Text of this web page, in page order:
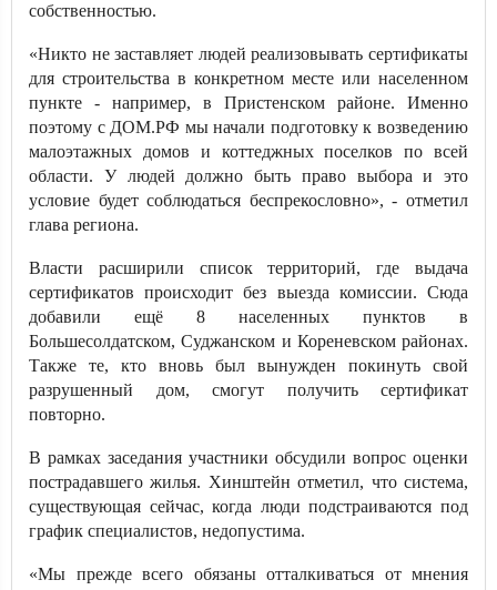
собственностью.
«Никто не заставляет людей реализовывать сертификаты
для строительства в конкретном месте или населенном
пункте - например, в Пристенском районе. Именно
поэтому с ДОМ.РФ мы начали подготовку к возведению
малоэтажных домов и коттеджных поселков по всей
области. У людей должно быть право выбора и это
условие будет соблюдаться беспрекословно», - отметил
глава региона.
Власти расширили список территорий, где выдача
сертификатов происходит без выезда комиссии. Сюда
добавили ещё 8 населенных пунктов в
Большесолдатском, Суджанском и Кореневском районах.
Также те, кто вновь был вынужден покинуть свой
разрушенный дом, смогут получить сертификат
повторно.
В рамках заседания участники обсудили вопрос оценки
пострадавшего жилья. Хинштейн отметил, что система,
существующая сейчас, когда люди подстраиваются под
график специалистов, недопустима.
«Мы прежде всего обязаны отталкиваться от мнения